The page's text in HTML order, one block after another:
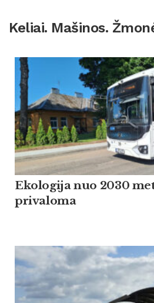
Keliai. Mašinos.
Ekologija nuo 2030
privaloma